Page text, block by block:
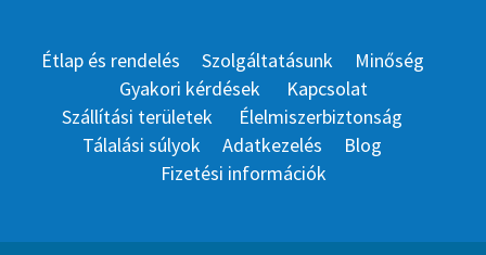
Étlap és rendelés Szolgáltatásunk
Minőség
Gyakori kérdések
Kapcsolat
Szállítási területek
Élelmiszerbiztonság
Tálalási súlyok
Adatkezelés
Blog
Fizetési információk